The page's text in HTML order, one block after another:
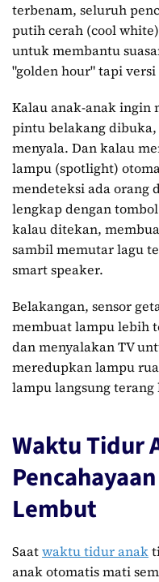
terbenam, seluruh
putih cerah (cool
untuk membantu
"golden hour" tapi
Kalau anak-anak ingin
pintu belakang
menyala. Dan kalau
lampu (spotlight)
mendeteksi ada orang
lengkap dengan
kalau ditekan,
sambil memutar lagu
smart speaker.
Belakangan, sensor
membuat lampu lebih
dan menyalakan TV
meredupkan lampu
lampu langsung terang
Waktu Tidur
Lembut
Saatwaktu tidur anak
anak otomatis mati